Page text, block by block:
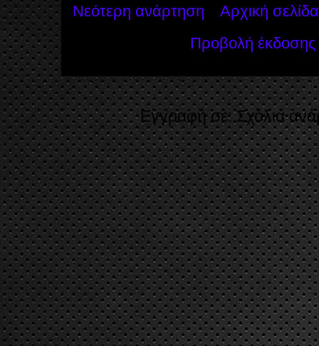
Νεότερη ανάρτηση
Αρχική σελίδα
Προβολή έκδοσης
Εγγραφή σε:Σχόλια